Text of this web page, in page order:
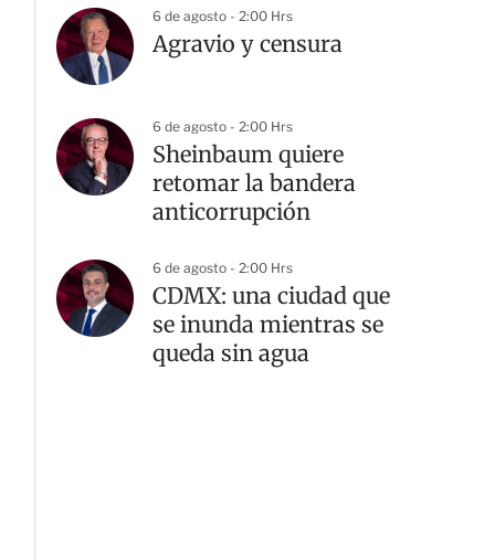
6 de agosto - 2:00 Hrs
Agravio y censura
6 de agosto - 2:00 Hrs
Sheinbaum quiere
retomar la bandera
anticorrupción
6 de agosto - 2:00 Hrs
CDMX: una ciudad que
se inunda mientras se
queda sin agua